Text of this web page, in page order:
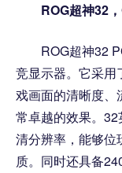
ROG超神32
ROG超神32
竞显示器。它采用
戏画面的清晰度、
常卓越的效果。
清分辨率，能够位
质。同时还具备